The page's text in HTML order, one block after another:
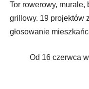
Tor rowerowy,
grillowy. 19 projektów
głosowanie
Od 16 czerwca